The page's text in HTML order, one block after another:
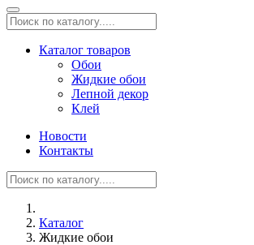
Каталог товаров
Обои
Жидкие обои
Лепной декор
Клей
Новости
Контакты
Каталог
Жидкие обои